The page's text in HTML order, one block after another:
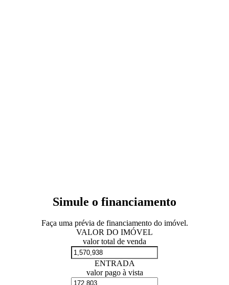
Simule o financiamento
Faça uma prévia de financiamento do imóvel.
VALOR DO IMÓVEL
valor total de venda
ENTRADA
valor pago à vista